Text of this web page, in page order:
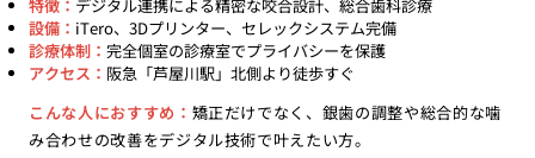
特徴： デジタル連携による精密な咬合設計、総合歯科診療
設備： iTero、3Dプリンター、セレックシステム完備
診療体制： 完全個室の診療室でプライバシーを保護
アクセス： 阪急「芦屋川駅」北側より徒歩すぐ
こんな人におすすめ： 矯正だけでなく、銀歯の調整や総合的な噛
み合わせの改善をデジタル技術で叶えたい方。